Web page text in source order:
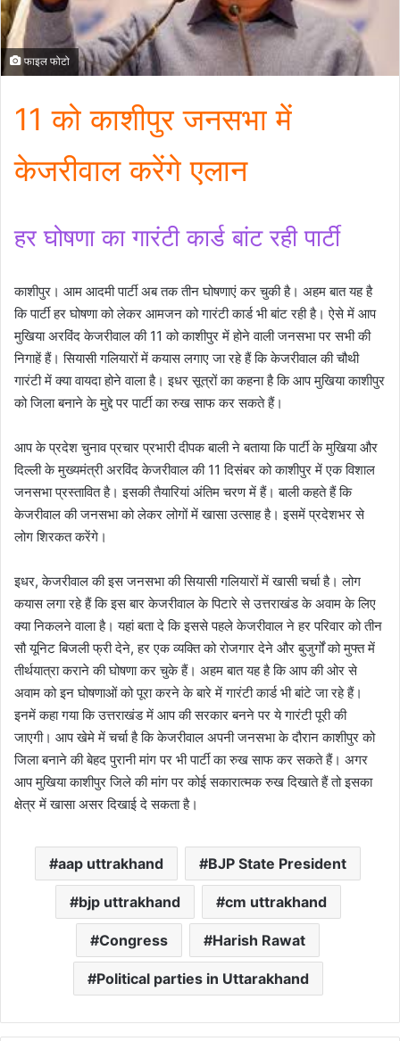
फाइल फोटो
11 को काशीपुर जनसभा में
केजरीवाल करेंगे एलान
हर घोषणा का गारंटी कार्ड बांट रही पार्टी
काशीपुर। आम आदमी पार्टी अब तक तीन घोषणाएं कर चुकी है। अहम बात यह है
कि पार्टी हर घोषणा को लेकर आमजन को गारंटी कार्ड भी बांट रही है। ऐसे में आप
मुखिया अरविंद केजरीवाल की 11 को काशीपुर में होने वाली जनसभा पर सभी की
निगाहें हैं। सियासी गलियारों में कयास लगाए जा रहे हैं कि केजरीवाल की चौथी
गारंटी में क्या वायदा होने वाला है। इधर सूत्रों का कहना है कि आप मुखिया काशीपुर
को जिला बनाने के मुद्दे पर पार्टी का रुख साफ कर सकते हैं।
आप के प्रदेश चुनाव प्रचार प्रभारी दीपक बाली ने बताया कि पार्टी के मुखिया और
दिल्ली के मुख्यमंत्री अरविंद केजरीवाल की 11 दिसंबर को काशीपुर में एक विशाल
जनसभा प्रस्तावित है। इसकी तैयारियां अंतिम चरण में हैं। बाली कहते हैं कि
केजरीवाल की जनसभा को लेकर लोगों में खासा उत्साह है। इसमें प्रदेशभर से
लोग शिरकत करेंगे।
इधर, केजरीवाल की इस जनसभा की सियासी गलियारों में खासी चर्चा है। लोग
कयास लगा रहे हैं कि इस बार केजरीवाल के पिटारे से उत्तराखंड के अवाम के लिए
क्या निकलने वाला है। यहां बता दे कि इससे पहले केजरीवाल ने हर परिवार को तीन
सौ यूनिट बिजली फ्री देने, हर एक व्यक्ति को रोजगार देने और बुजुर्गों को मुफ्त में
तीर्थयात्रा कराने की घोषणा कर चुके हैं। अहम बात यह है कि आप की ओर से
अवाम को इन घोषणाओं को पूरा करने के बारे में गारंटी कार्ड भी बांटे जा रहे हैं।
इनमें कहा गया कि उत्तराखंड में आप की सरकार बनने पर ये गारंटी पूरी की
जाएगी। आप खेमे में चर्चा है कि केजरीवाल अपनी जनसभा के दौरान काशीपुर को
जिला बनाने की बेहद पुरानी मांग पर भी पार्टी का रुख साफ कर सकते हैं। अगर
आप मुखिया काशीपुर जिले की मांग पर कोई सकारात्मक रुख दिखाते हैं तो इसका
क्षेत्र में खासा असर दिखाई दे सकता है।
aap uttrakhand BJP State President
bjp uttrakhand cm uttrakhand
Congress Harish Rawat
Political parties in Uttarakhand